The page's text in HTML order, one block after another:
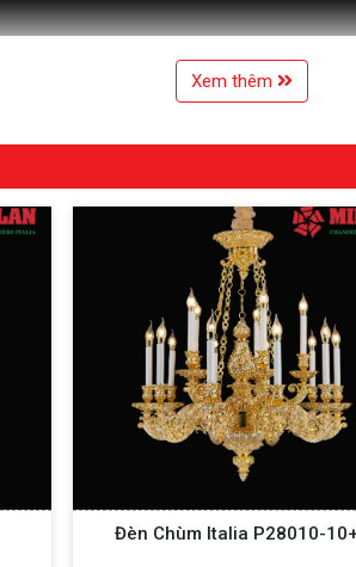
Xem thêm
Đèn Chùm Italia P28010-